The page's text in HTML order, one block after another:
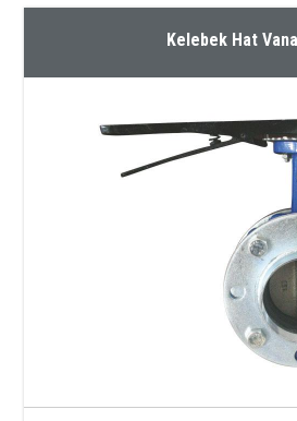
Kelebek Hat